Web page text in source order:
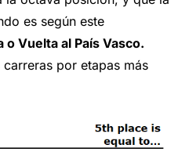
es según este
o Vuelta al País Vasco.
por etapas más